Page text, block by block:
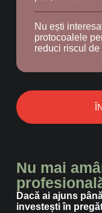
Nu ești
protocoalele
reduci riscul
Nu mai
Dacă ai ajuns
investești în